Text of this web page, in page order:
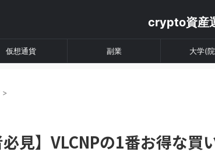
crypto資産
仮想通貨 副業 大学(
>
必見】VLCNPの1番お得な買